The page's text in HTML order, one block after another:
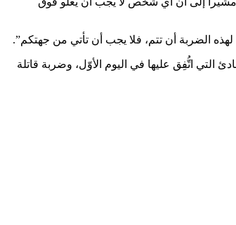
لهذه الضربة أن تتم، فلا يجب أن تأتي من جهتكم”.
التي اتُّفِق عليها في اليوم الأوّل، وضربة قاتلة